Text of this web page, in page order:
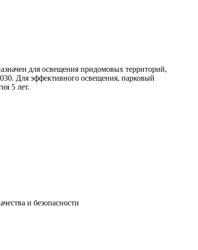
для освещения придомовых территорий,
Для эффективного освещения, парковый
5 лет.
и безопасности